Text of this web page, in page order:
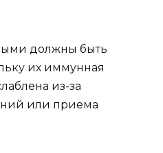
должны быть
их иммунная
из-за
или приема